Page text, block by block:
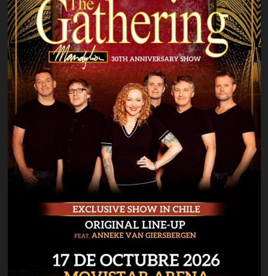
EL
BACK
TO
SCHOOL!!
REGRESA
CON
PÚBLICO